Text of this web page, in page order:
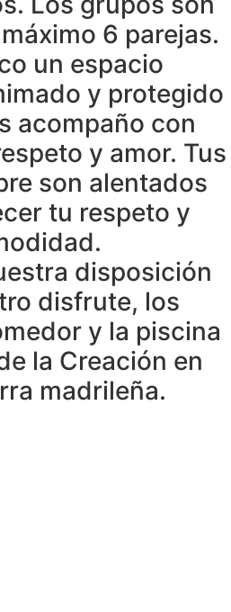
6 parejas.
un espacio
y protegido
acompaño con
y amor. Tus
son alentados
tu respeto y
disposición
disfrute, los
y la piscina
la Creación en
madrileña.